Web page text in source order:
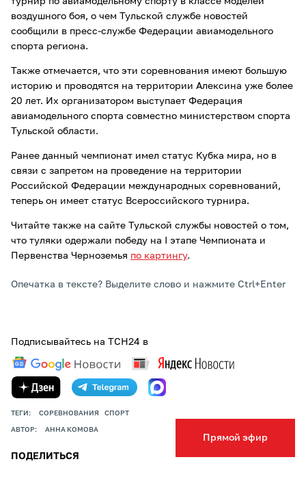
Прямой эфир
воздушного боя, о чем Тульской службе новостей
сообщили в пресс-службе Федерации авиамодельного
спорта региона.
Также отмечается, что эти соревнования имеют большую
историю и проводятся на территории Алексина уже более
20 лет. Их организатором выступает Федерация
авиамодельного спорта совместно министерством спорта
Тульской области.
Ранее данный чемпионат имел статус Кубка мира, но в
связи с запретом на проведение на территории
Российской Федерации международных соревнований,
теперь он имеет статус Всероссийского турнира.
Читайте также на сайте Тульской службы новостей о том,
что туляки одержали победу на I этапе Чемпионата и
Первенства Черноземья по картингу.
Опечатка в тексте? Выделите слово и нажмите Ctrl+Enter
Подписывайтесь на ТСН24 в
ТЕГИ: СОРЕВНОВАНИЯ СПОРТ
АВТОР: АННА КОМОВА
ПОДЕЛИТЬСЯ